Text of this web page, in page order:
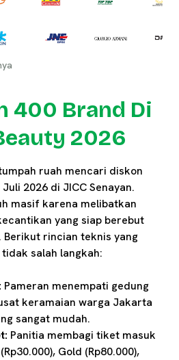
400 Brand Di
2026
ruah mencari diskon
2026 di JICC Senayan.
masif karena melibatkan
yang siap berebut
Berikut rincian teknis yang
salah langkah:
Pameran menempati gedung
keramaian warga Jakarta
sangat mudah.
Panitia membagi tiket masuk
Gold (Rp80.000),